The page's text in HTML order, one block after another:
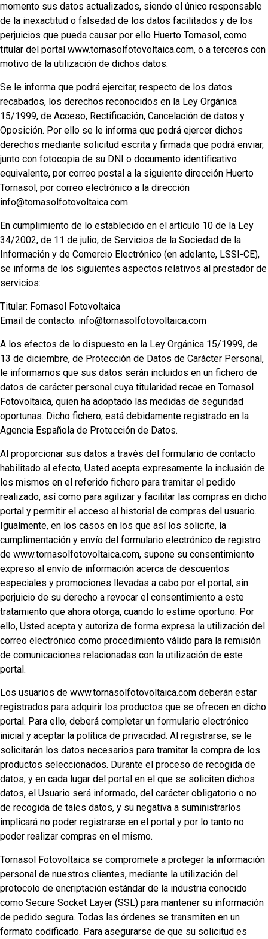
momento sus datos actualizados, siendo el único responsable
de la inexactitud o falsedad de los datos facilitados y de los
perjuicios que pueda causar por ello Huerto Tornasol, como
titular del portal www.tornasolfotovoltaica.com, o a terceros con
motivo de la utilización de dichos datos.
Se le informa que podrá ejercitar, respecto de los datos
recabados, los derechos reconocidos en la Ley Orgánica
15/1999, de Acceso, Rectificación, Cancelación de datos y
Oposición. Por ello se le informa que podrá ejercer dichos
derechos mediante solicitud escrita y firmada que podrá enviar,
junto con fotocopia de su DNI o documento identificativo
equivalente, por correo postal a la siguiente dirección Huerto
Tornasol, por correo electrónico a la dirección
info@tornasolfotovoltaica.com.
En cumplimiento de lo establecido en el artículo 10 de la Ley
34/2002, de 11 de julio, de Servicios de la Sociedad de la
Información y de Comercio Electrónico (en adelante, LSSI-CE),
se informa de los siguientes aspectos relativos al prestador de
servicios:
Titular: Fornasol Fotovoltaica
Email de contacto: info@tornasolfotovoltaica.com
A los efectos de lo dispuesto en la Ley Orgánica 15/1999, de
13 de diciembre, de Protección de Datos de Carácter Personal,
le informamos que sus datos serán incluidos en un fichero de
datos de carácter personal cuya titularidad recae en Tornasol
Fotovoltaica, quien ha adoptado las medidas de seguridad
oportunas. Dicho fichero, está debidamente registrado en la
Agencia Española de Protección de Datos.
Al proporcionar sus datos a través del formulario de contacto
habilitado al efecto, Usted acepta expresamente la inclusión de
los mismos en el referido fichero para tramitar el pedido
realizado, así como para agilizar y facilitar las compras en dicho
portal y permitir el acceso al historial de compras del usuario.
Igualmente, en los casos en los que así los solicite, la
cumplimentación y envío del formulario electrónico de registro
de www.tornasolfotovoltaica.com, supone su consentimiento
expreso al envío de información acerca de descuentos
especiales y promociones llevadas a cabo por el portal, sin
perjuicio de su derecho a revocar el consentimiento a este
tratamiento que ahora otorga, cuando lo estime oportuno. Por
ello, Usted acepta y autoriza de forma expresa la utilización del
correo electrónico como procedimiento válido para la remisión
de comunicaciones relacionadas con la utilización de este
portal.
Los usuarios de www.tornasolfotovoltaica.com deberán estar
registrados para adquirir los productos que se ofrecen en dicho
portal. Para ello, deberá completar un formulario electrónico
inicial y aceptar la política de privacidad. Al registrarse, se le
solicitarán los datos necesarios para tramitar la compra de los
productos seleccionados. Durante el proceso de recogida de
datos, y en cada lugar del portal en el que se soliciten dichos
datos, el Usuario será informado, del carácter obligatorio o no
de recogida de tales datos, y su negativa a suministrarlos
implicará no poder registrarse en el portal y por lo tanto no
poder realizar compras en el mismo.
Tornasol Fotovoltaica se compromete a proteger la información
personal de nuestros clientes, mediante la utilización del
protocolo de encriptación estándar de la industria conocido
como Secure Socket Layer (SSL) para mantener su información
de pedido segura. Todas las órdenes se transmiten en un
formato codificado. Para asegurarse de que su solicitud es